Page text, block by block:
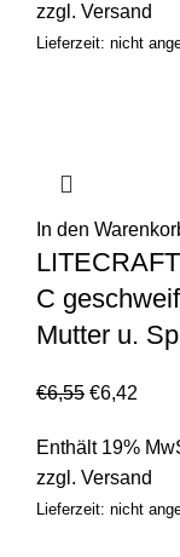
zzgl. Versand
Lieferzeit: nicht
In den
C
Mutter u.
€6,55 €6,42
Enthält 19%
zzgl. Versand
Lieferzeit: nicht